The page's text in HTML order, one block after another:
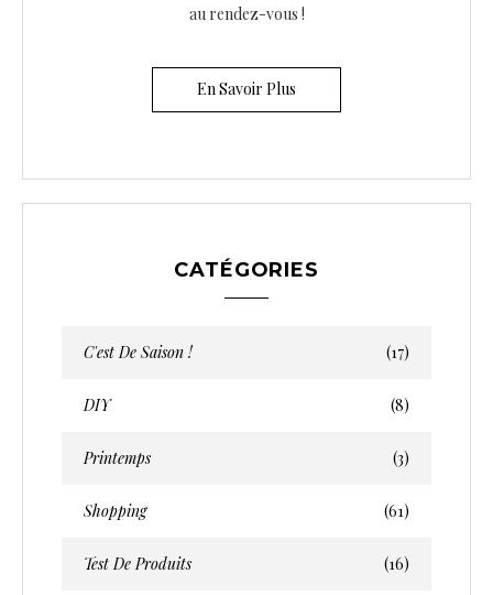
au rendez-vous !
En Savoir Plus
CATÉGORIES
C'est De Saison ! (17)
DIY (8)
Printemps (3)
Shopping (61)
Test De Produits (16)